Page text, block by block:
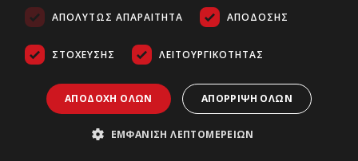
ΑΠΟΛΎΤΩΣ ΑΠΑΡΑΊΤΗΤΑ ΑΠΌΔΟΣΗΣ
ΣΤΌΧΕΥΣΗΣ ΛΕΙΤΟΥΡΓΙΚΌΤΗΤΑΣ
ΑΠΟΔΟΧΉ ΌΛΩΝ ΑΠΌΡΡΙΨΗ ΌΛΩΝ
ΕΜΦΆΝΙΣΗ ΛΕΠΤΟΜΕΡΕΙΏΝ